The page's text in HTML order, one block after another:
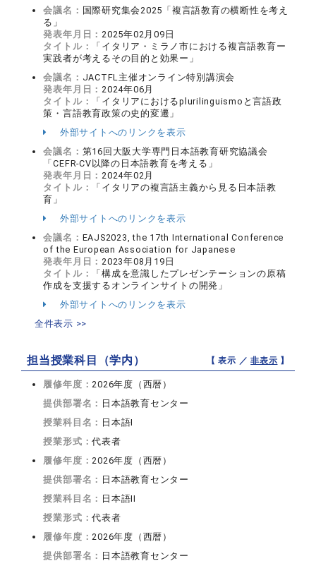
会議名： 国際研究集会2025「複言語教育の横断性を考え
る」
発表年月日： 2025年02月09日
タイトル：
「イタリア・ミラノ市における複言語教育ー
実践者が考えるその目的と効果ー」
会議名： JACTFL主催オンライン特別講演会
発表年月日： 2024年06月
タイトル：
「イタリアにおけるplurilinguismoと言語政
策・言語教育政策の史的変遷」
外部サイトへのリンクを表示
会議名： 第16回大阪大学専門日本語教育研究協議会
「CEFR-CV以降の日本語教育を考える」
発表年月日： 2024年02月
タイトル：
「イタリアの複言語主義から見る日本語教
育」
外部サイトへのリンクを表示
会議名： EAJS2023, the 17th International Conference
of the European Association for Japanese
発表年月日： 2023年08月19日
タイトル：
「構成を意識したプレゼンテーションの原稿
作成を支援するオンラインサイトの開発」
外部サイトへのリンクを表示
全件表示 >>
担当授業科目（学内） 【 表示 ／非表示 】
履修年度： 2026年度（西暦）
提供部署名： 日本語教育センター
授業科目名： 日本語I
授業形式：代表者
履修年度： 2026年度（西暦）
提供部署名： 日本語教育センター
授業科目名： 日本語II
授業形式：代表者
履修年度： 2026年度（西暦）
提供部署名： 日本語教育センター